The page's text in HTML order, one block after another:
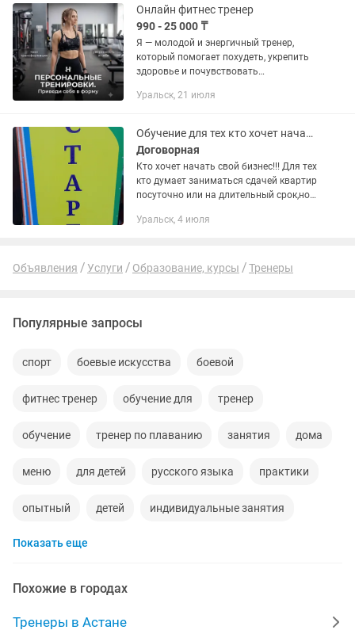
Онлайн фитнес тренер
990 - 25 000 ₸
Я — молодой и энергичный тренер,
который помогает похудеть, укрепить
здоровье и почувствовать
клиента создаю индивидуальные
Уральск, 21 июля
Обучение для тех кто хочет начать сдавать сдавать квартиры!
Договорная
Кто хочет начать свой бизнес!!! Для тех
кто думает заниматься сдачей квартир
посуточно или на длительный срок,но
делать. Я даю консультации по сдаче
Уральск, 4 июля
Объявления Услуги Образование, курсы Тренеры
Популярные запросы
спорт боевые искусства боевой
фитнес тренер обучение для тренер
обучение тренер по плаванию занятия дома
меню для детей русского языка практики
опытный детей индивидуальные занятия
курсы онлайн работа
индивидуальные тренировки
Показать еще
Похожие в городах
Тренеры в Астане